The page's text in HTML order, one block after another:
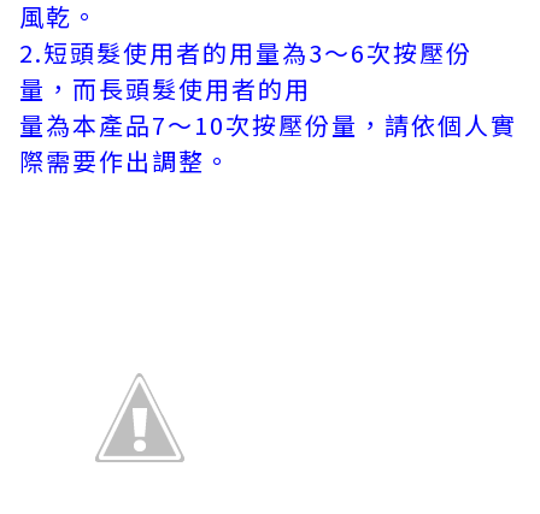
風乾。
2.短頭髮使用者的用量為3～6次按壓份
量，而長頭髮使用者的用
量為本產品7～10次按壓份量，請依個人實
際需要作出調整。